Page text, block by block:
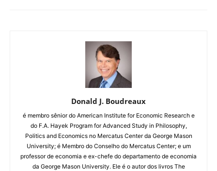
Donald J. Boudreaux
é membro sênior do American Institute for Economic Research e
do F.A. Hayek Program for Advanced Study in Philosophy,
Politics and Economics no Mercatus Center da George Mason
University; é Membro do Conselho do Mercatus Center; e um
professor de economia e ex-chefe do departamento de economia
da George Mason University. Ele é o autor dos livros The